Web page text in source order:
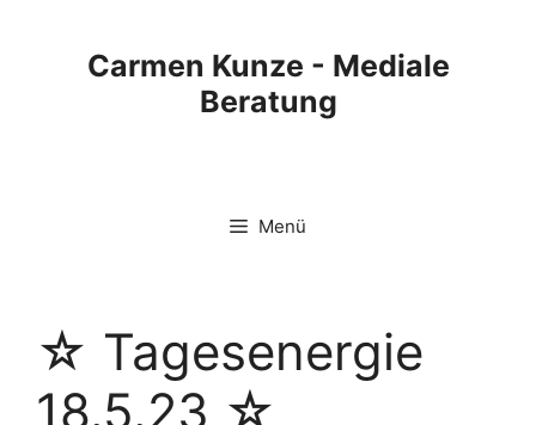
Carmen Kunze - Mediale
Beratung
Menü
☆ Tagesenergie
18.5.23 ☆